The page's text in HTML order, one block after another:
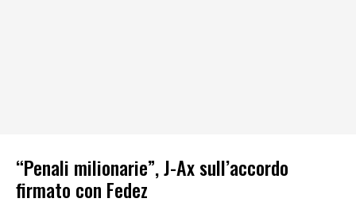
“Penali milionarie”, J-Ax sull’accordo
firmato con Fedez